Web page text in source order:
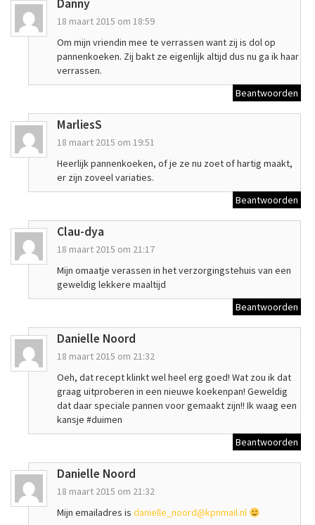
Danny
18 maart 2015 om 18:59
Om mijn vriendin mee te verrassen want zij is dol op
pannenkoeken. Zij bakt ze eigenlijk altijd dus nu ga ik haar
verrassen.
Beantwoorden
MarliesS
18 maart 2015 om 19:51
Heerlijk pannenkoeken, of je ze nu zoet of hartig maakt,
er zijn zoveel variaties.
Beantwoorden
Clau-dya
18 maart 2015 om 21:17
Mijn omaatje verassen in het verzorgingstehuis van een
geweldig lekkere maaltijd
Beantwoorden
Danielle Noord
18 maart 2015 om 21:32
Oeh, dat recept klinkt wel heel erg goed! Wat zou ik dat
graag uitproberen in een nieuwe koekenpan! Geweldig
dat daar speciale pannen voor gemaakt zijn!! Ik waag een
kansje #duimen
Beantwoorden
Danielle Noord
18 maart 2015 om 21:32
Mijn emailadres is danielle_noord@kpnmail.nl